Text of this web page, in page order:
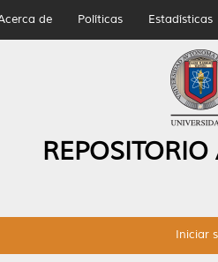
de Políticas Estadísticas
Iniciar